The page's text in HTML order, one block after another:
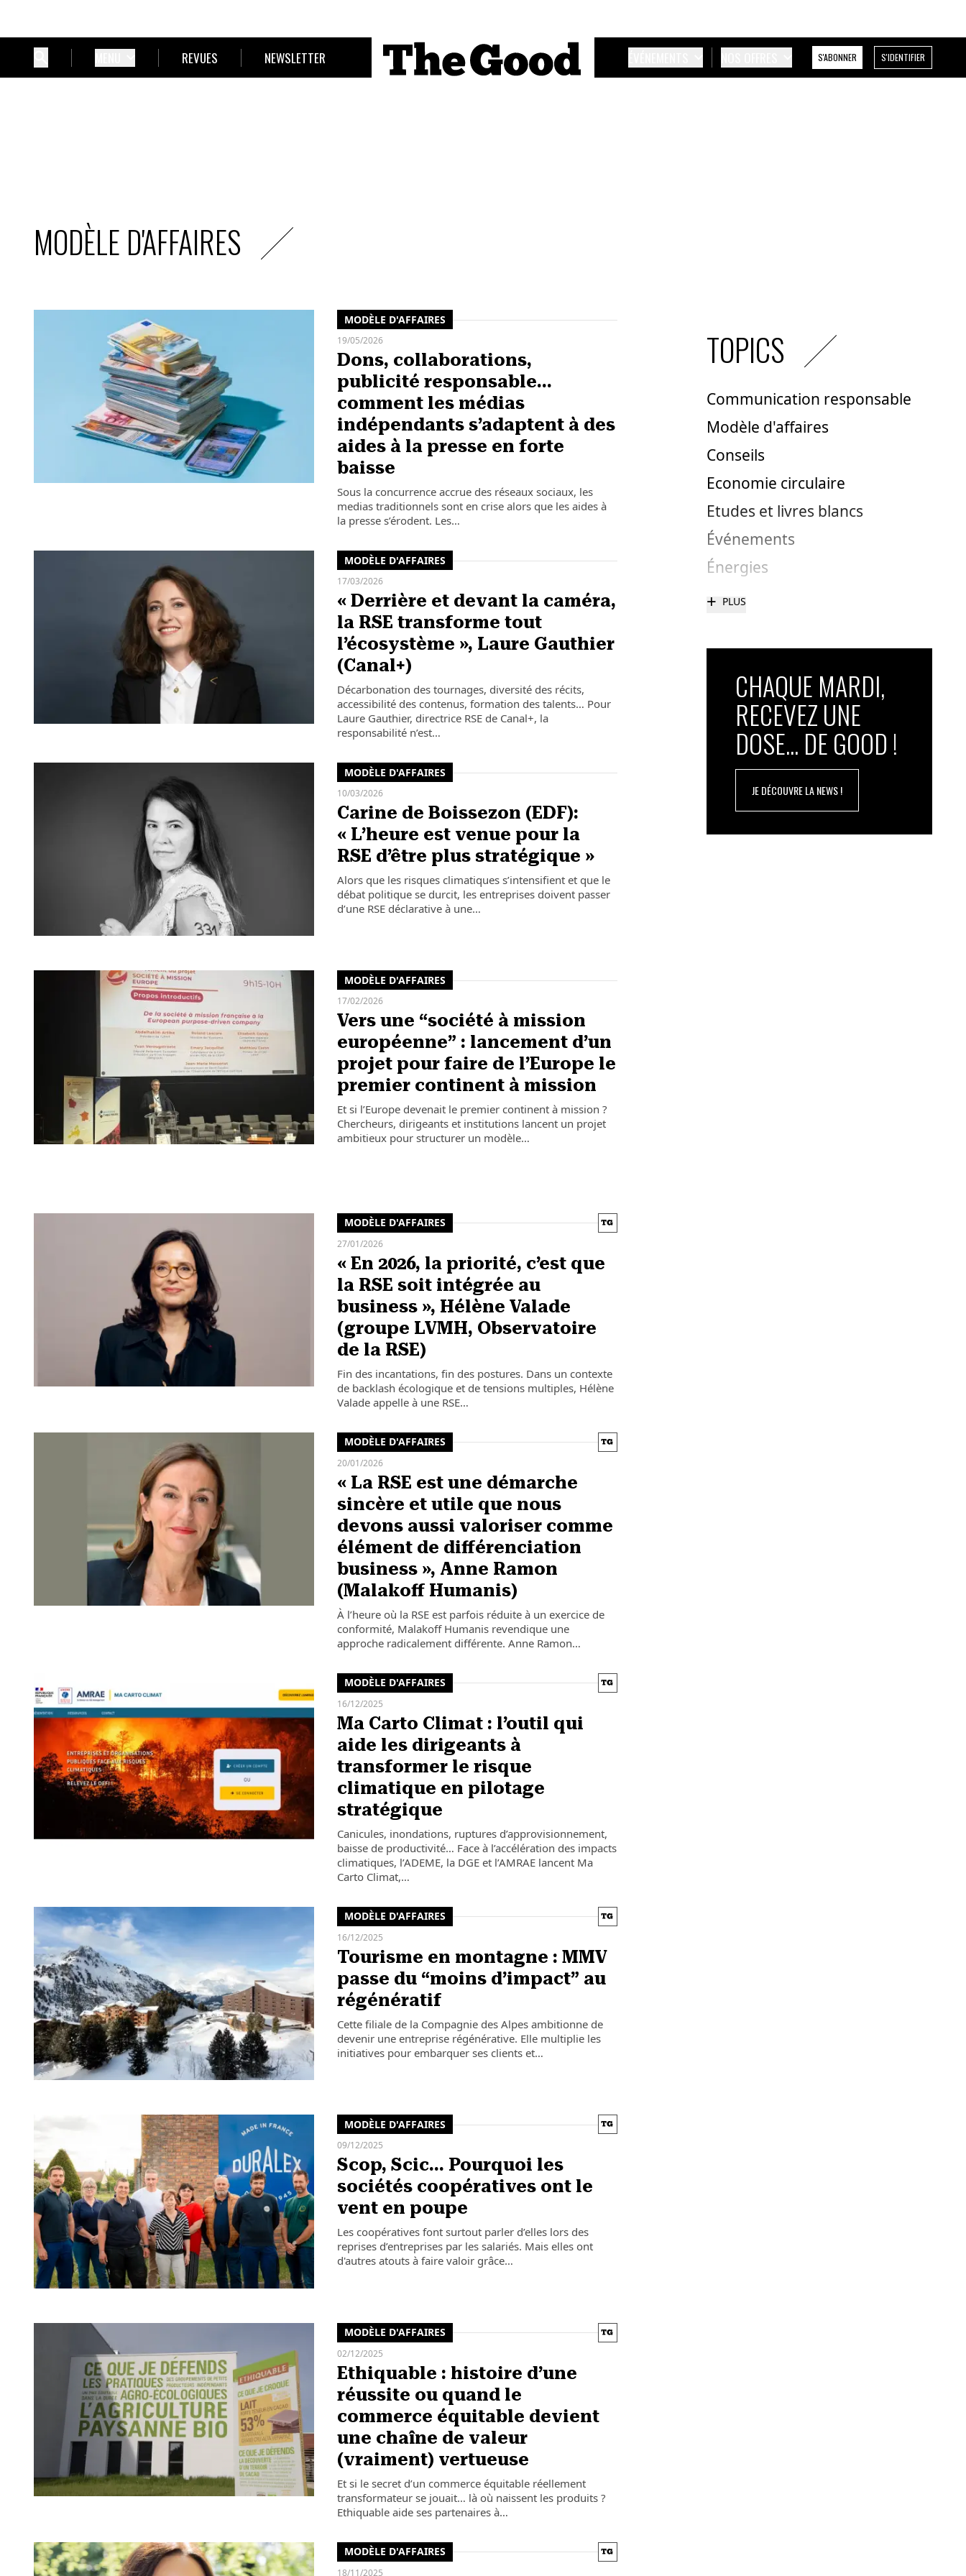
REVUES NEWSLETTER S'ABONNER S'IDENTIFIER
MODÈLE D'AFFAIRES
MODÈLE D'AFFAIRES
19/05/2026
Dons, collaborations,
publicité responsable…
comment les médias
indépendants s’adaptent à des
aides à la presse en forte
baisse
Sous la concurrence accrue des réseaux sociaux, les
medias traditionnels sont en crise alors que les aides à
la presse s’érodent. Les…
MODÈLE D'AFFAIRES
17/03/2026
« Derrière et devant la caméra,
la RSE transforme tout
l’écosystème », Laure Gauthier
(Canal+)
Décarbonation des tournages, diversité des récits,
accessibilité des contenus, formation des talents… Pour
Laure Gauthier, directrice RSE de Canal+, la
responsabilité n’est…
MODÈLE D'AFFAIRES
10/03/2026
Carine de Boissezon (EDF):
« L’heure est venue pour la
RSE d’être plus stratégique »
Alors que les risques climatiques s’intensifient et que le
débat politique se durcit, les entreprises doivent passer
d’une RSE déclarative à une…
MODÈLE D'AFFAIRES
17/02/2026
Vers une “société à mission
européenne” : lancement d’un
projet pour faire de l’Europe le
premier continent à mission
Et si l’Europe devenait le premier continent à mission ?
Chercheurs, dirigeants et institutions lancent un projet
ambitieux pour structurer un modèle…
MODÈLE D'AFFAIRES
27/01/2026
« En 2026, la priorité, c’est que
la RSE soit intégrée au
business », Hélène Valade
(groupe LVMH, Observatoire
de la RSE)
Fin des incantations, fin des postures. Dans un contexte
de backlash écologique et de tensions multiples, Hélène
Valade appelle à une RSE…
MODÈLE D'AFFAIRES
20/01/2026
« La RSE est une démarche
sincère et utile que nous
devons aussi valoriser comme
élément de différenciation
business », Anne Ramon
(Malakoff Humanis)
À l’heure où la RSE est parfois réduite à un exercice de
conformité, Malakoff Humanis revendique une
approche radicalement différente. Anne Ramon…
MODÈLE D'AFFAIRES
16/12/2025
Ma Carto Climat : l’outil qui
aide les dirigeants à
transformer le risque
climatique en pilotage
stratégique
Canicules, inondations, ruptures d’approvisionnement,
baisse de productivité… Face à l’accélération des impacts
climatiques, l’ADEME, la DGE et l’AMRAE lancent Ma
Carto Climat,…
MODÈLE D'AFFAIRES
16/12/2025
Tourisme en montagne : MMV
passe du “moins d’impact” au
régénératif
Cette filiale de la Compagnie des Alpes ambitionne de
devenir une entreprise régénérative. Elle multiplie les
initiatives pour embarquer ses clients et…
MODÈLE D'AFFAIRES
09/12/2025
Scop, Scic… Pourquoi les
sociétés coopératives ont le
vent en poupe
Les coopératives font surtout parler d’elles lors des
reprises d’entreprises par les salariés. Mais elles ont
d'autres atouts à faire valoir grâce…
MODÈLE D'AFFAIRES
02/12/2025
Ethiquable : histoire d’une
réussite ou quand le
commerce équitable devient
une chaîne de valeur
(vraiment) vertueuse
Et si le secret d’un commerce équitable réellement
transformateur se jouait… là où naissent les produits ?
Ethiquable aide ses partenaires à…
MODÈLE D'AFFAIRES
18/11/2025
TOPICS
Communication responsable
Modèle d'affaires
Conseils
Economie circulaire
Etudes et livres blancs
Événements
Énergies
+ PLUS
CHAQUE MARDI,
RECEVEZ UNE
DOSE... DE GOOD !
JE DÉCOUVRE LA NEWS !